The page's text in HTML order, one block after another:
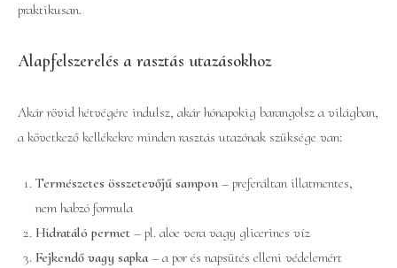
praktikusan.
Alapfelszerelés a rasztás utazásokhoz
Akár rövid hétvégére indulsz, akár hónapokig barangolsz a világban,
a következő kellékekre minden rasztás utazónak szüksége van:
Természetes összetevőjű sampon – preferáltan illatmentes,
nem habzó formula
Hidratáló permet – pl. aloe vera vagy glicerines víz
Fejkendő vagy sapka – a por és napsütés elleni védelemért